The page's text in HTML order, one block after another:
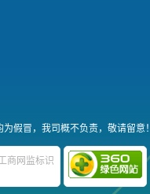
假冒，我司概不负责，敬请留意！
商网监标识